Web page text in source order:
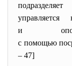
и
с помощью
– 47]